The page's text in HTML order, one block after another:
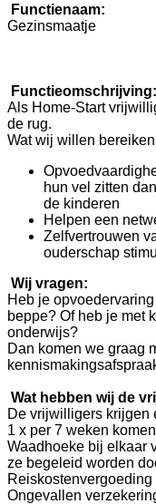
Functienaam:
Gezinsmaatje
Functieomschrijving:
Als Home-Start
de rug.
Wat wij willen
hun vel zitten
de kinderen
Helpen een
Zelfvertrouwen
ouderschap
Wij vragen:
Heb je
beppe? Of heb je met
onderwijs?
Dan komen we graag
Wat hebben wij de
De vrijwilligers krijgen
1 x per 7 weken
Waadhoeke bij elkaar
ze begeleid worden
Reiskostenvergoeding
Ongevallen